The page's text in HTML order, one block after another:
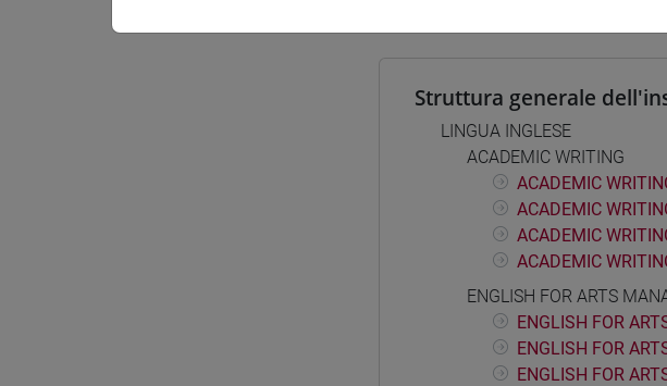
Struttura generale
LINGUA INGLESE
ACADEMIC WRITING
ACADEMIC
ACADEMIC
ACADEMIC
ACADEMIC
ENGLISH FOR ARTS
ENGLISH FOR
ENGLISH FOR
ENGLISH FOR